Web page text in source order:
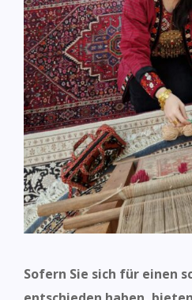
Sofern Sie sich für einen